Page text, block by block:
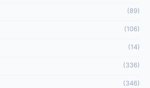
(89)
(106)
(14)
(336)
(346)